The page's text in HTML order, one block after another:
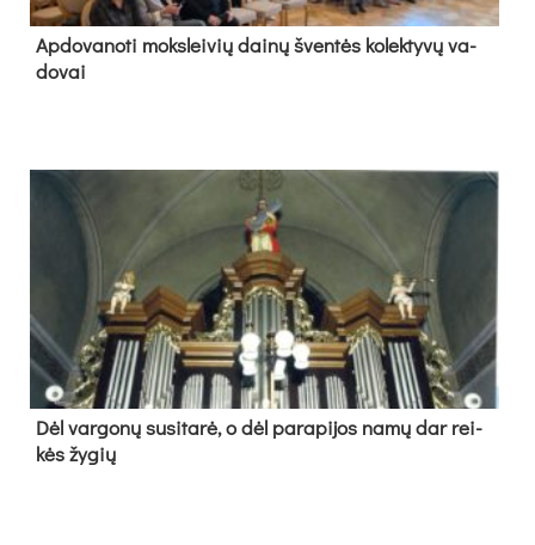
Ap­do­va­no­ti moks­lei­vių dai­nų šven­tės ko­lek­ty­vų va­
do­vai
Dėl var­go­nų su­si­ta­rė, o dėl pa­ra­pi­jos na­mų dar rei­
kės žy­gių